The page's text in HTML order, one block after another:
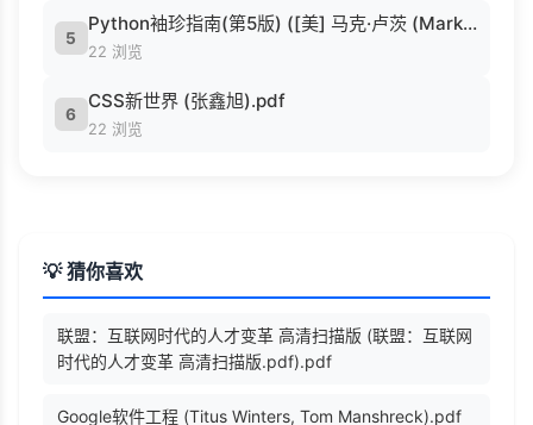
5
Python袖珍指南(第5版) ([美] 马克·卢茨 (Mark Lutz) 著 候荣涛 译).pdf
22 浏览
6
CSS新世界 (张鑫旭).pdf
22 浏览
💡 猜你喜欢
联盟：互联网时代的人才变革 高清扫描版 (联盟：互联网
时代的人才变革 高清扫描版.pdf).pdf
Google软件工程 (Titus Winters, Tom Manshreck).pdf